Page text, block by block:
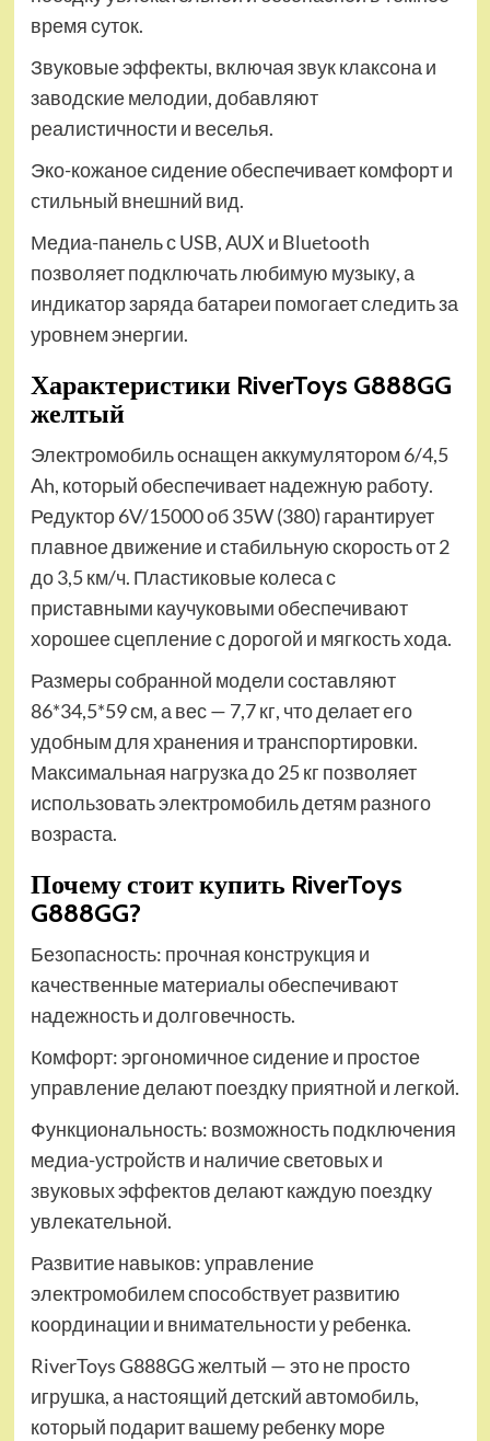
время суток.
Звуковые эффекты, включая звук клаксона и
заводские мелодии, добавляют
реалистичности и веселья.
Эко-кожаное сидение обеспечивает комфорт и
стильный внешний вид.
Медиа-панель с USB, AUX и Bluetooth
позволяет подключать любимую музыку, а
индикатор заряда батареи помогает следить за
уровнем энергии.
Характеристики RiverToys G888GG
желтый
Электромобиль оснащен аккумулятором 6/4,5
Ah, который обеспечивает надежную работу.
Редуктор 6V/15000 об 35W (380) гарантирует
плавное движение и стабильную скорость от 2
до 3,5 км/ч. Пластиковые колеса с
приставными каучуковыми обеспечивают
хорошее сцепление с дорогой и мягкость хода.
Размеры собранной модели составляют
86*34,5*59 см, а вес — 7,7 кг, что делает его
удобным для хранения и транспортировки.
Максимальная нагрузка до 25 кг позволяет
использовать электромобиль детям разного
возраста.
Почему стоит купить RiverToys
G888GG?
Безопасность: прочная конструкция и
качественные материалы обеспечивают
надежность и долговечность.
Комфорт: эргономичное сидение и простое
управление делают поездку приятной и легкой.
Функциональность: возможность подключения
медиа-устройств и наличие световых и
звуковых эффектов делают каждую поездку
увлекательной.
Развитие навыков: управление
электромобилем способствует развитию
координации и внимательности у ребенка.
RiverToys G888GG желтый — это не просто
игрушка, а настоящий детский автомобиль,
который подарит вашему ребенку море